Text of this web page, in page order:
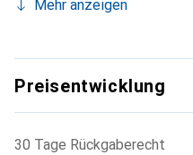
Mehr anzeigen
Preisentwicklung
30 Tage Rückgaberecht